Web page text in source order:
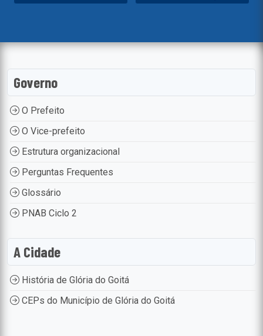
Governo
O Prefeito
O Vice-prefeito
Estrutura organizacional
Perguntas Frequentes
Glossário
PNAB Ciclo 2
A Cidade
História de Glória do Goitá
CEPs do Município de Glória do Goitá